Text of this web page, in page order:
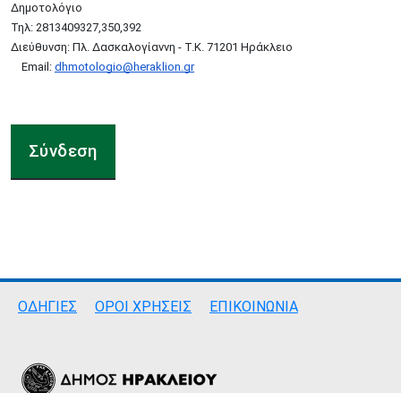
Δημοτολόγιο
Τηλ: 2813409327,350,392
Διεύθυνση: Πλ. Δασκαλογίαννη - Τ.Κ. 71201 Ηράκλειο
Email: dhmotologio@heraklion.gr
Σύνδεση
Σύνδεσμοι
ΟΔΗΓΙΕΣ ΟΡΟΙ ΧΡΗΣΕΙΣ ΕΠΙΚΟΙΝΩΝΙΑ